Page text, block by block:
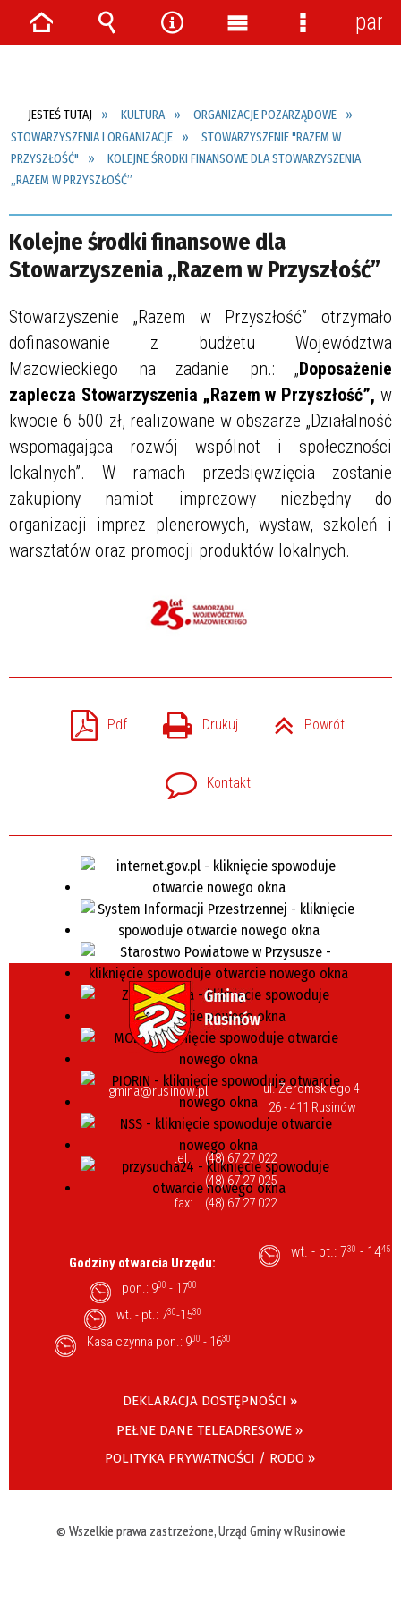
JESTEŚ TUTAJ KULTURA
ORGANIZACJE POZARZĄDOWE
STOWARZYSZENIA I ORGANIZACJE
STOWARZYSZENIE "RAZEM W
PRZYSZŁOŚĆ"
KOLEJNE ŚRODKI FINANSOWE DLA STOWARZYSZENIA
„RAZEM W PRZYSZŁOŚĆ”
Kolejne środki finansowe dla
Stowarzyszenia „Razem w Przyszłość”
Stowarzyszenie „Razem w Przyszłość” otrzymało
dofinasowanie z budżetu Województwa
Mazowieckiego na zadanie pn.: „Doposażenie
zaplecza Stowarzyszenia „Razem w Przyszłość”, w
kwocie 6 500 zł, realizowane w obszarze „Działalność
wspomagająca rozwój wspólnot i społeczności
lokalnych”. W ramach przedsięwzięcia zostanie
zakupiony namiot imprezowy niezbędny do
organizacji imprez plenerowych, wystaw, szkoleń i
warsztatów oraz promocji produktów lokalnych.
Pdf Drukuj Powrót
Kontakt
gmina@rusinow.pl
ul. Żeromskiego 4
26 - 411 Rusinów
tel.:
(48) 67 27 022
(48) 67 27 025
fax:
(48) 67 27 022
Godziny otwarcia Urzędu:
pon.: 900 - 1700
wt. - pt.: 730-1530
Kasa czynna pon.: 900 - 1630
wt. - pt.: 730 - 1445
DEKLARACJA DOSTĘPNOŚCI »
PEŁNE DANE TELEADRESOWE »
POLITYKA PRYWATNOŚCI / RODO »
© Wszelkie prawa zastrzeżone, Urząd Gminy w Rusinowie
Strona Wyszukiwarka
NarzędziaMenu
Menu
panel